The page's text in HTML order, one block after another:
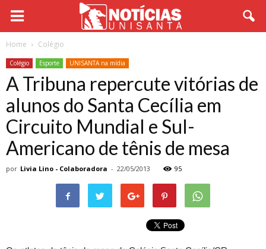
Home Colégio
Colégio Esporte UNISANTA na mídia
A Tribuna repercute vitórias de
alunos do Santa Cecília em
Circuito Mundial e Sul-
Americano de tênis de mesa
por Livia Lino - Colaboradora - 22/05/2013 95